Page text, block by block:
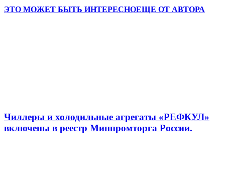
ЭТО МОЖЕТ БЫТЬ ИНТЕРЕСНОЕЩЕ ОТ АВТОРА
Чиллеры и холодильные агрегаты «РЕФКУЛ»
включены в реестр Минпромторга России.